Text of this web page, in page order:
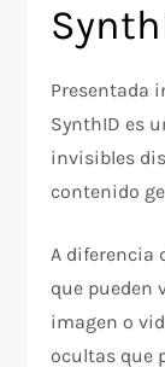
Presentada
SynthID es
invisibles
contenido
A diferencia
que pueden
imagen o
ocultas que